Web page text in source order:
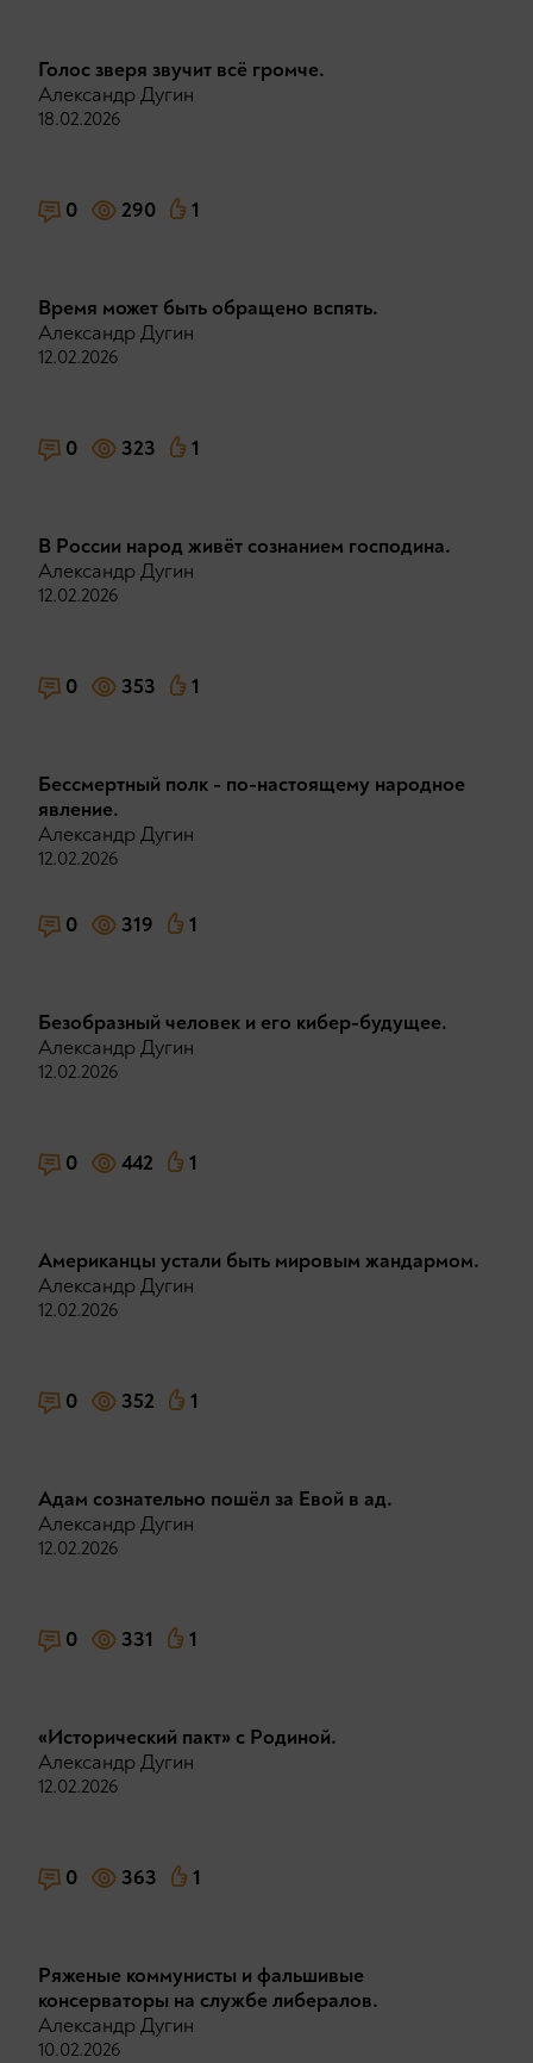
Голос зверя звучит всё громче.
Александр Дугин
18.02.2026
0 290 1
Время может быть обращено вспять.
Александр Дугин
12.02.2026
0 323 1
В России народ живёт сознанием господина.
Александр Дугин
12.02.2026
0 353 1
Бессмертный полк - по-настоящему народное
явление.
Александр Дугин
12.02.2026
0 319 1
Безобразный человек и его кибер-будущее.
Александр Дугин
12.02.2026
0 442 1
Американцы устали быть мировым жандармом.
Александр Дугин
12.02.2026
0 352 1
Адам сознательно пошёл за Евой в ад.
Александр Дугин
12.02.2026
0 331 1
«Исторический пакт» с Родиной.
Александр Дугин
12.02.2026
0 363 1
Ряженые коммунисты и фальшивые
консерваторы на службе либералов.
Александр Дугин
10.02.2026